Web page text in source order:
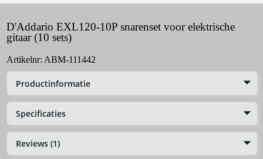
D'Addario EXL120-10P snarenset voor elektrische
gitaar (10 sets)
Artikelnr: ABM-111442
Productinformatie
Specificaties
Reviews (1)